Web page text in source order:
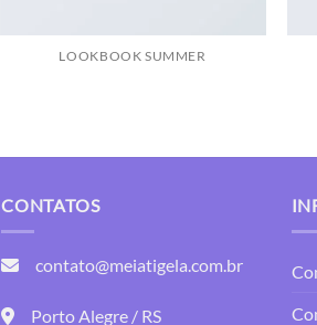
LOOKBOOK SUMMER
CONTATOS
contato@meiatigela.com.br
Porto Alegre / RS